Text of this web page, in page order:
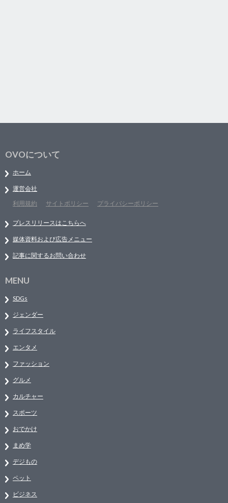
OVOについて
ホーム
運営会社
利用規約
サイトポリシー プライバシーポリシー
プレスリリースはこちらへ
媒体資料および広告メニュー
記事に関するお問い合わせ
MENU
SDGs
ジェンダー
ライフスタイル
エンタメ
ファッション
グルメ
カルチャー
スポーツ
おでかけ
まめ学
デジもの
ペット
ビジネス